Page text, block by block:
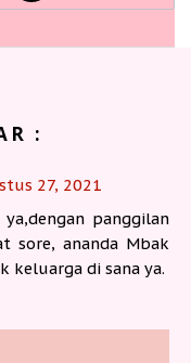
:
27, 2021
panggilan
sore, ananda Mbak
keluarga di sana ya.